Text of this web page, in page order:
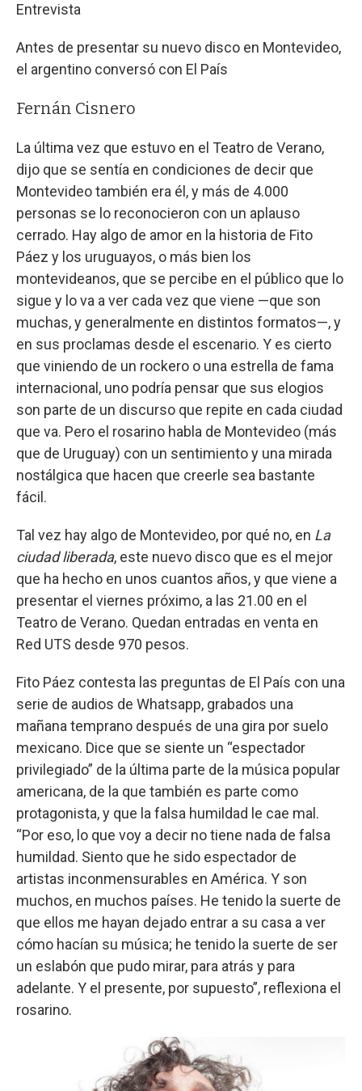
Entrevista
Antes de presentar su nuevo disco en Montevideo,
el argentino conversó con El País
Fernán Cisnero
La última vez que estuvo en el Teatro de Verano,
dijo que se sentía en condiciones de decir que
Montevideo también era él, y más de 4.000
personas se lo reconocieron con un aplauso
cerrado. Hay algo de amor en la historia de Fito
Páez y los uruguayos, o más bien los
montevideanos, que se percibe en el público que lo
sigue y lo va a ver cada vez que viene —que son
muchas, y generalmente en distintos formatos—, y
en sus proclamas desde el escenario. Y es cierto
que viniendo de un rockero o una estrella de fama
internacional, uno podría pensar que sus elogios
son parte de un discurso que repite en cada ciudad
que va. Pero el rosarino habla de Montevideo (más
que de Uruguay) con un sentimiento y una mirada
nostálgica que hacen que creerle sea bastante
fácil.
Tal vez hay algo de Montevideo, por qué no, en La
ciudad liberada, este nuevo disco que es el mejor
que ha hecho en unos cuantos años, y que viene a
presentar el viernes próximo, a las 21.00 en el
Teatro de Verano. Quedan entradas en venta en
Red UTS desde 970 pesos.
Fito Páez contesta las preguntas de El País con una
serie de audios de Whatsapp, grabados una
mañana temprano después de una gira por suelo
mexicano. Dice que se siente un “espectador
privilegiado” de la última parte de la música popular
americana, de la que también es parte como
protagonista, y que la falsa humildad le cae mal.
“Por eso, lo que voy a decir no tiene nada de falsa
humildad. Siento que he sido espectador de
artistas inconmensurables en América. Y son
muchos, en muchos países. He tenido la suerte de
que ellos me hayan dejado entrar a su casa a ver
cómo hacían su música; he tenido la suerte de ser
un eslabón que pudo mirar, para atrás y para
adelante. Y el presente, por supuesto”, reflexiona el
rosarino.